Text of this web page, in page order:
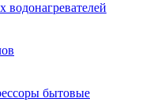
водонагревателей
бытовые